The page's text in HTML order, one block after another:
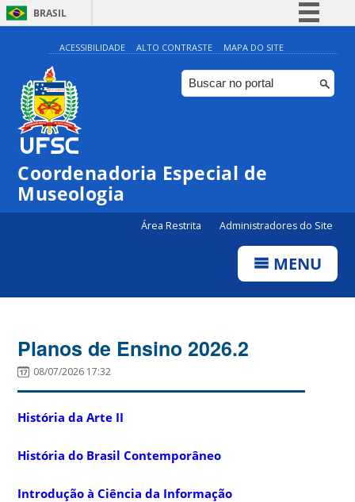
BRASIL
Simplifique!
Comunica BR
Participe
Canais
ACESSIBILIDADE ALTO CONTRASTE MAPA DO SITE
Coordenadoria Especial de
Museologia
Área Restrita Administradores do Site
MENU
Planos de Ensino 2026.2
08/07/2026 17:32
História da Arte II
História do Brasil Contemporâneo
Introdução à Ciência da Informação